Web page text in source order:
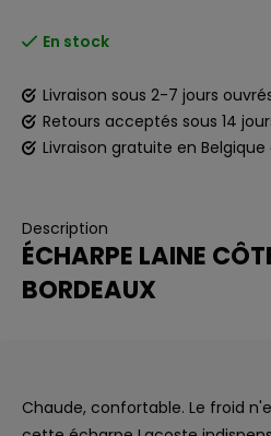
En stock
Livraison sous 2-7 jours
Retours acceptés sous 14
Livraison gratuite en
Description
ÉCHARPE LAINE
BORDEAUX
Chaude, confortable. Le froid